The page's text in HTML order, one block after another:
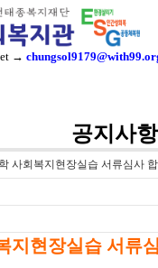
→
공지사항
사회복지현장실습 서류심사
지현장실습 서류